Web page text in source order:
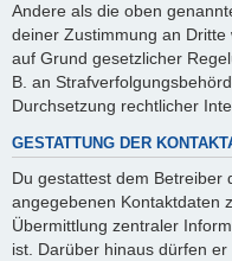
Andere als die oben
deiner Zustimmung an
auf Grund gesetzlicher
B. an
Durchsetzung rechtlicher
GESTATTUNG DER
Du gestattest dem Betreiber
angegebenen Kontaktdaten
Übermittlung zentraler
ist. Darüber hinaus dürfen